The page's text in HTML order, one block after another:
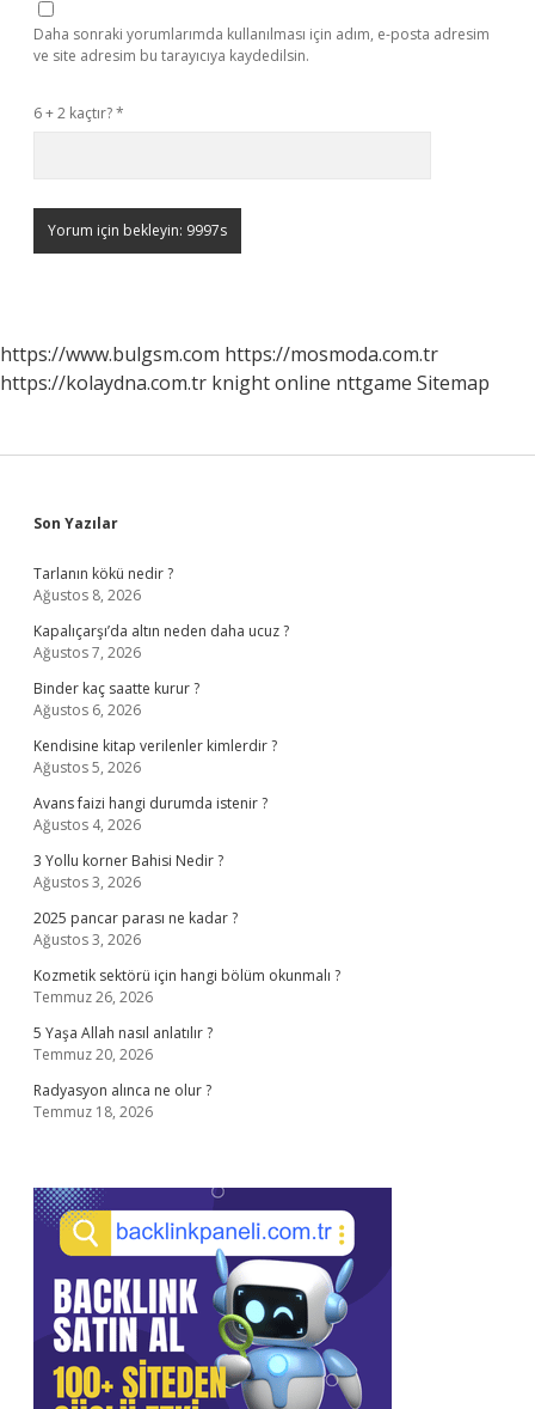
Daha sonraki yorumlarımda kullanılması için adım, e-posta adresim
ve site adresim bu tarayıcıya kaydedilsin.
6 + 2 kaçtır?*
https://www.bulgsm.com https://mosmoda.com.tr
https://kolaydna.com.tr knight online nttgame Sitemap
Sidebar
Son Yazılar
Tarlanın kökü nedir ?
Ağustos 8, 2026
Kapalıçarşı’da altın neden daha ucuz ?
Ağustos 7, 2026
Binder kaç saatte kurur ?
Ağustos 6, 2026
Kendisine kitap verilenler kimlerdir ?
Ağustos 5, 2026
Avans faizi hangi durumda istenir ?
Ağustos 4, 2026
3 Yollu korner Bahisi Nedir ?
Ağustos 3, 2026
2025 pancar parası ne kadar ?
Ağustos 3, 2026
Kozmetik sektörü için hangi bölüm okunmalı ?
Temmuz 26, 2026
5 Yaşa Allah nasıl anlatılır ?
Temmuz 20, 2026
Radyasyon alınca ne olur ?
Temmuz 18, 2026